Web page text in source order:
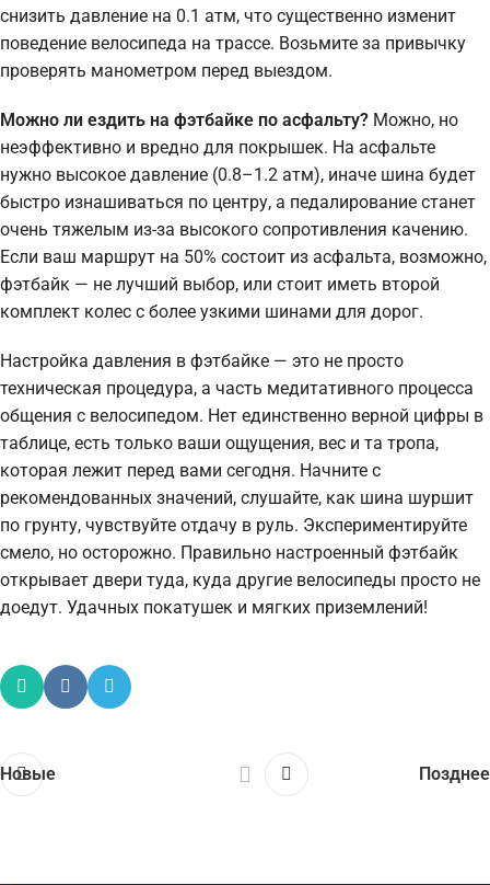
снизить давление на 0.1 атм, что существенно изменит
поведение велосипеда на трассе. Возьмите за привычку
проверять манометром перед выездом.
Можно ли ездить на фэтбайке по асфальту? Можно, но
неэффективно и вредно для покрышек. На асфальте
нужно высокое давление (0.8–1.2 атм), иначе шина будет
быстро изнашиваться по центру, а педалирование станет
очень тяжелым из-за высокого сопротивления качению.
Если ваш маршрут на 50% состоит из асфальта, возможно,
фэтбайк — не лучший выбор, или стоит иметь второй
комплект колес с более узкими шинами для дорог.
Настройка давления в фэтбайке — это не просто
техническая процедура, а часть медитативного процесса
общения с велосипедом. Нет единственно верной цифры в
таблице, есть только ваши ощущения, вес и та тропа,
которая лежит перед вами сегодня. Начните с
рекомендованных значений, слушайте, как шина шуршит
по грунту, чувствуйте отдачу в руль. Экспериментируйте
смело, но осторожно. Правильно настроенный фэтбайк
открывает двери туда, куда другие велосипеды просто не
доедут. Удачных покатушек и мягких приземлений!
Новые Позднее